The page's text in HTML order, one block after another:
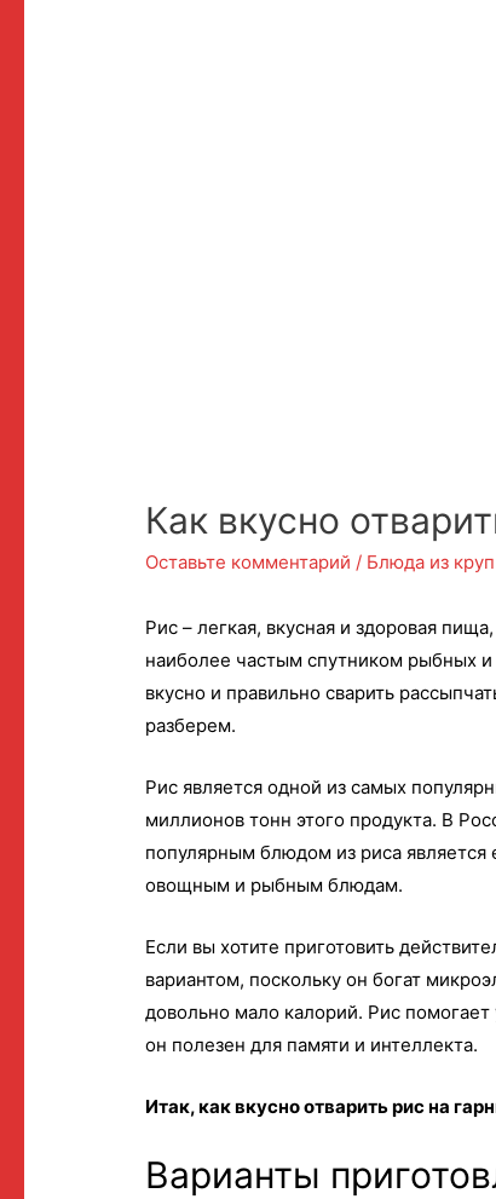
Как вкусно
Оставьте комментарий / Блюда из круп
Рис – легкая, вкусная и здоровая
наиболее частым спутником рыбных
вкусно и правильно сварить
разберем.
Рис является одной из самых
миллионов тонн этого продукта. В
популярным блюдом из риса является
овощным и рыбным блюдам.
Если вы хотите приготовить
вариантом, поскольку он богат
довольно мало калорий. Рис
он полезен для памяти и интеллекта.
Итак, как вкусно отварить рис на
Варианты